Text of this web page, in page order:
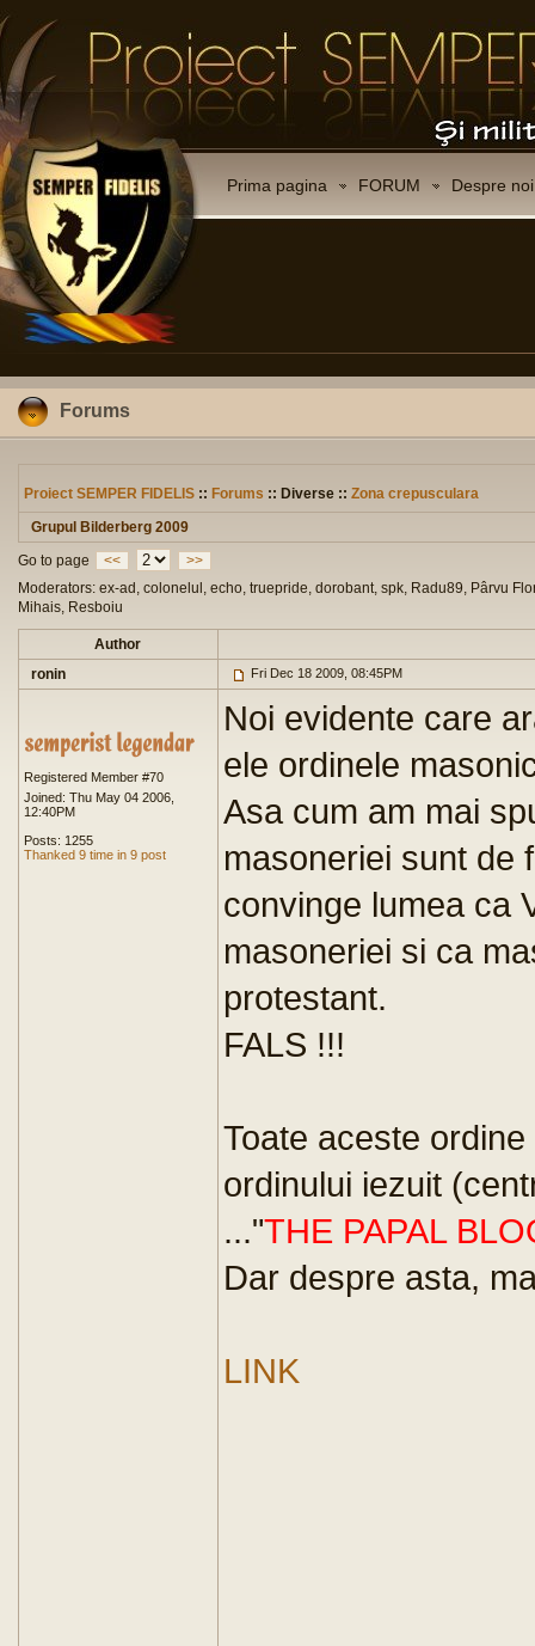
Prima pagina FORUM Despre noi
Forums
Proiect SEMPER FIDELIS :: Forums :: Diverse :: Zona crepusculara
Grupul Bilderberg 2009
Go to page
<<
>>
Moderators: ex-ad, colonelul, echo, truepride, dorobant, spk, Radu89, Pârvu
Mihais, Resboiu
Author
ronin
Fri Dec 18 2009, 08:45PM
Registered Member #70
Joined: Thu May 04 2006,
12:40PM
Posts: 1255
Thanked 9 time in 9 post
Noi evidente care
ele ordinele
Asa cum am mai
masoneriei sunt de
convinge lumea ca
masoneriei si ca
protestant.
FALS !!!
Toate aceste
ordinului iezuit
..."THE PAPAL
Dar despre asta,
LINK